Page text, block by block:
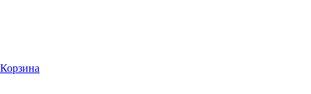
Корзина